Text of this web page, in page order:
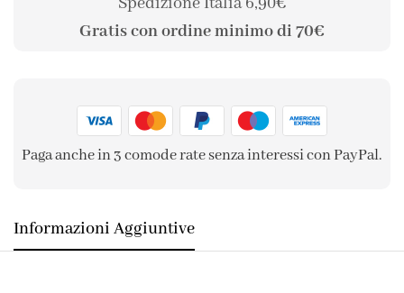
Gratis con ordine minimo di 70€
Paga anche in 3 comode rate senza interessi con PayPal.
Informazioni Aggiuntive